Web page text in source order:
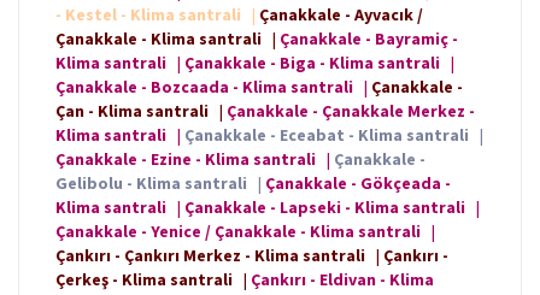
- Kestel - Klima santrali | Çanakkale - Ayvacık /
Çanakkale - Klima santrali | Çanakkale - Bayramiç -
Klima santrali | Çanakkale - Biga - Klima santrali |
Çanakkale - Bozcaada - Klima santrali | Çanakkale -
Çan - Klima santrali | Çanakkale - Çanakkale Merkez -
Klima santrali | Çanakkale - Eceabat - Klima santrali |
Çanakkale - Ezine - Klima santrali | Çanakkale -
Gelibolu - Klima santrali | Çanakkale - Gökçeada -
Klima santrali | Çanakkale - Lapseki - Klima santrali |
Çanakkale - Yenice / Çanakkale - Klima santrali |
Çankırı - Çankırı Merkez - Klima santrali | Çankırı -
Çerkeş - Klima santrali | Çankırı - Eldivan - Klima